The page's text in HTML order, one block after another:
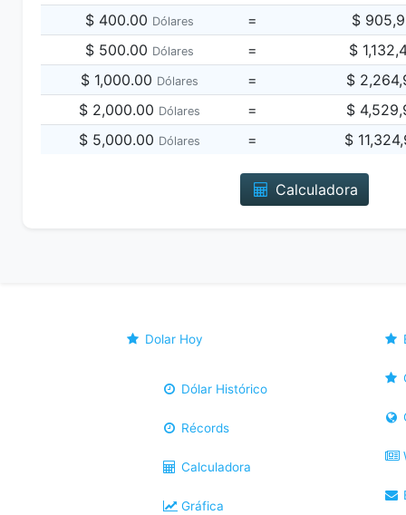
$ 400.00 Dólares = $
$ 500.00 Dólares = $
$ 1,000.00 Dólares = $
$ 2,000.00 Dólares = $
$ 5,000.00 Dólares = $
Calculadora
Dolar Hoy
Dólar Histórico
Récords
Calculadora
Gráfica